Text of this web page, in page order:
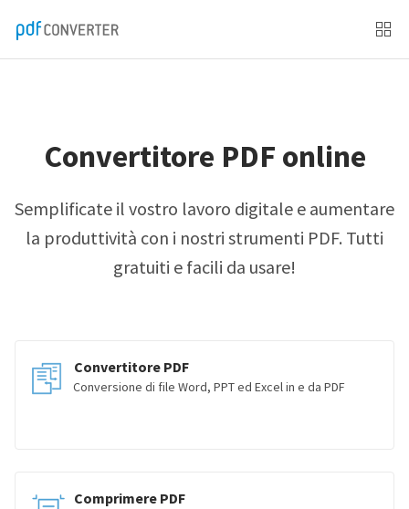
Convertitore PDF online
Semplificate il vostro lavoro digitale e aumentare
la produttività con i nostri strumenti PDF. Tutti
gratuiti e facili da usare!
Convertitore PDF
Conversione di file Word, PPT ed Excel in e da PDF
Comprimere PDF